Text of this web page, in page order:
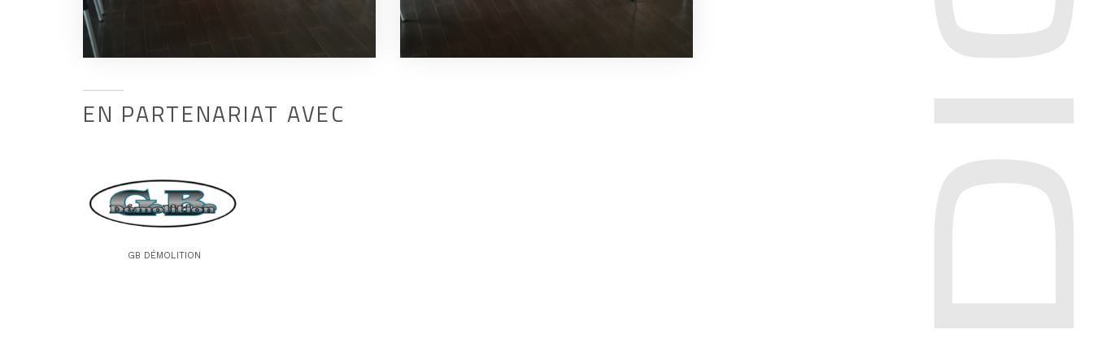
EN PARTENARIAT AVEC
GB DÉMOLITION